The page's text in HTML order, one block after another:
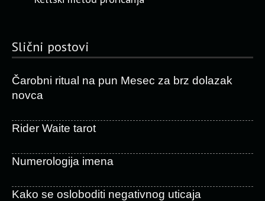
Slični postovi
Čarobni ritual na pun Mesec za brz dolazak
novca
Rider Waite tarot
Numerologija imena
Kako se osloboditi negativnog uticaja